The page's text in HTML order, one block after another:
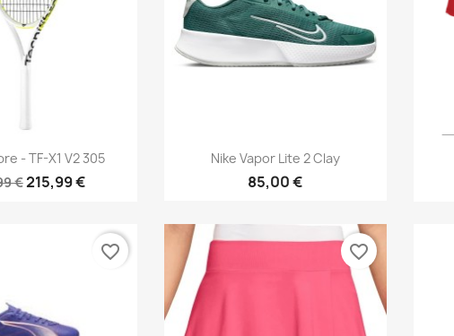
rapide
- TF-X1 V2 305
€215,99 €
Aperçu rapide
Nike Vapor Lite 2 Clay
85,00 €
favorite_border favorite_border